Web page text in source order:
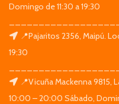
Domingo de 11:30 a 19:30
📍Pajaritos 2356, Maipú.
19:30
📍Vicuña Mackenna 9815,
10:00 – 20:00 Sábado,